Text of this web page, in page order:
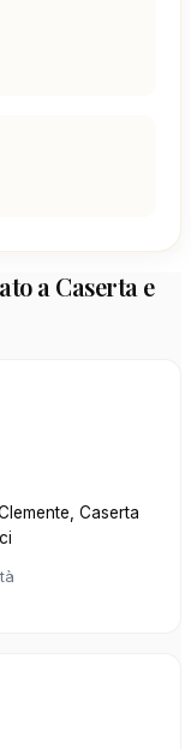
a Caserta e
Caserta